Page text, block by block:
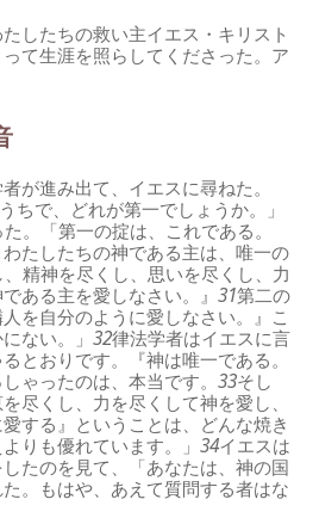
したちの救い主イエス・キリスト
て生涯を照らしてくださった。ア
が進み出て、イエスに尋ねた。
ちで、どれが第一でしょうか。」
。「第一の掟は、これである。
わたしたちの神である主は、唯一の
精神を尽くし、思いを尽くし、力
ある主を愛しなさい。』31第二の
を自分のように愛しなさい。』こ
ない。」32律法学者はイエスに言
とおりです。『神は唯一である。
ゃったのは、本当です。33そし
尽くし、力を尽くして神を愛し、
する』ということは、どんな焼き
りも優れています。」34イエスは
たのを見て、「あなたは、神の国
。もはや、あえて質問する者はな